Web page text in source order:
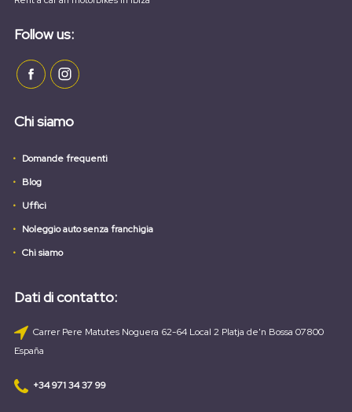
Follow us:
Chi siamo
Domande frequenti
Blog
Uffici
Noleggio auto senza franchigia
Chi siamo
Dati di contatto:
Carrer Pere Matutes Noguera 62-64 Local 2 Platja de'n Bossa 07800
España
+34 971 34 37 99